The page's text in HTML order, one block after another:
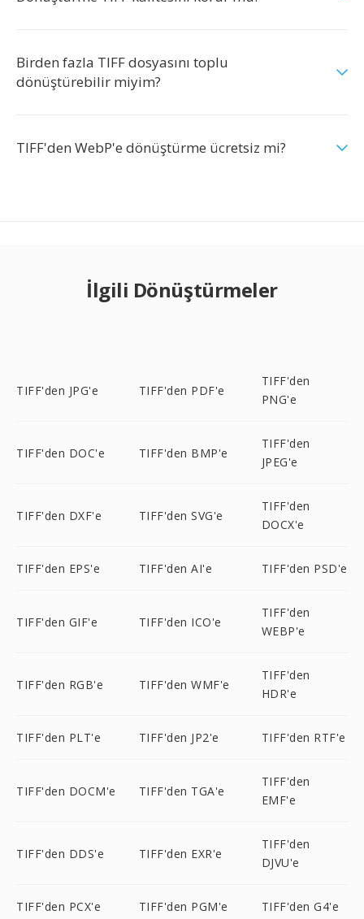
Birden fazla TIFF dosyasını toplu
dönüştürebilir miyim?
TIFF'den WebP'e dönüştürme ücretsiz mi?
İlgili Dönüştürmeler
TIFF'den JPG'e TIFF'den PDF'e
TIFF'den
PNG'e
TIFF'den DOC'e TIFF'den BMP'e
TIFF'den
JPEG'e
TIFF'den DXF'e TIFF'den SVG'e
TIFF'den
DOCX'e
TIFF'den EPS'e TIFF'den AI'e TIFF'den PSD'e
TIFF'den GIF'e TIFF'den ICO'e
TIFF'den
WEBP'e
TIFF'den RGB'e TIFF'den WMF'e
TIFF'den
HDR'e
TIFF'den PLT'e TIFF'den JP2'e TIFF'den RTF'e
TIFF'den DOCM'e TIFF'den TGA'e
TIFF'den
EMF'e
TIFF'den DDS'e TIFF'den EXR'e
TIFF'den
DJVU'e
TIFF'den PCX'e TIFF'den PGM'e TIFF'den G4'e